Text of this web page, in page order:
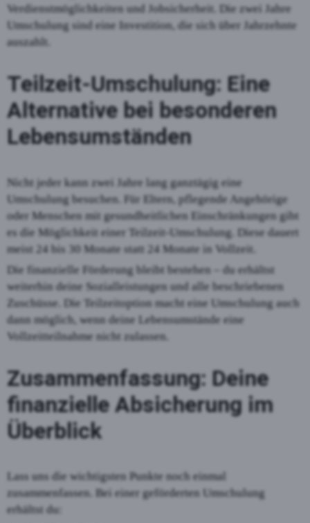
Verdienstmöglichkeiten und Jobsicherheit. Die zwei Jahre
Umschulung sind eine Investition, die sich über Jahrzehnte
auszahlt.
Teilzeit-Umschulung: Eine
Alternative bei besonderen
Lebensumständen
Nicht jeder kann zwei Jahre lang ganztägig eine
Umschulung besuchen. Für Eltern, pflegende Angehörige
oder Menschen mit gesundheitlichen Einschränkungen gibt
es die Möglichkeit einer Teilzeit-Umschulung. Diese dauert
meist 24 bis 30 Monate statt 24 Monate in Vollzeit.
Die finanzielle Förderung bleibt bestehen – du erhältst
weiterhin deine Sozialleistungen und alle beschriebenen
Zuschüsse. Die Teilzeitoption macht eine Umschulung auch
dann möglich, wenn deine Lebensumstände eine
Vollzeitteilnahme nicht zulassen.
Zusammenfassung: Deine
finanzielle Absicherung im
Überblick
Lass uns die wichtigsten Punkte noch einmal
zusammenfassen. Bei einer geförderten Umschulung
erhältst du: